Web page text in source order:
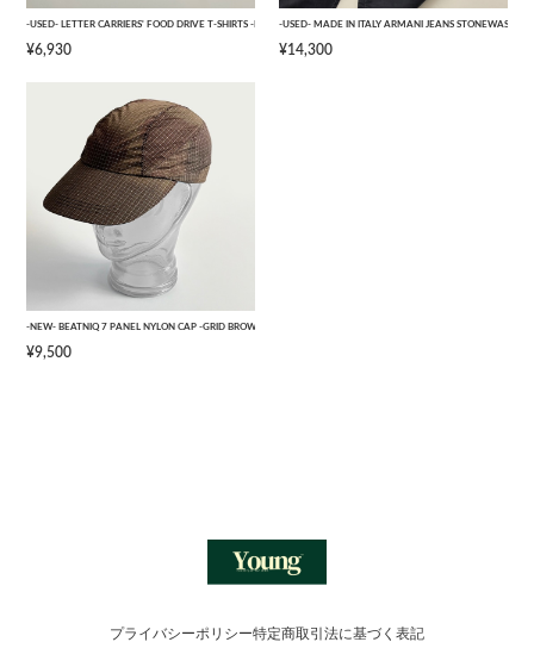
-USED- LETTER CARRIERS' FOOD DRIVE T-SHIRTS -BLACK- [L]
¥6,930
-USED- MADE IN ITALY ARMANI JEANS
¥14,300
-NEW- BEATNIQ 7 PANEL NYLON CAP -GRID BROWN CAMOUFLAGE- [ONE SIZE]
¥9,500
プライバシーポリシー特定商取引法に基づく表記